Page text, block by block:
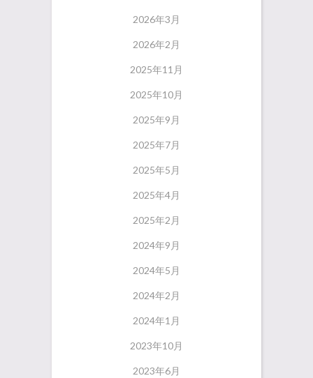
2026年3月
2026年2月
2025年11月
2025年10月
2025年9月
2025年7月
2025年5月
2025年4月
2025年2月
2024年9月
2024年5月
2024年2月
2024年1月
2023年10月
2023年6月